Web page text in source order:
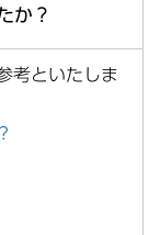
か？
考といたしま